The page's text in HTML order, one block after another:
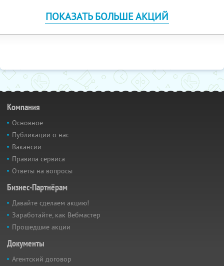
ПОКАЗАТЬ БОЛЬШЕ АКЦИЙ
Компания
Основное
Публикации о нас
Вакансии
Правила сервиса
Ответы на вопросы
Бизнес-Партнёрам
Давайте сделаем акцию!
Заработайте, как Вебмастер
Прошедшие акции
Документы
Агентский договор